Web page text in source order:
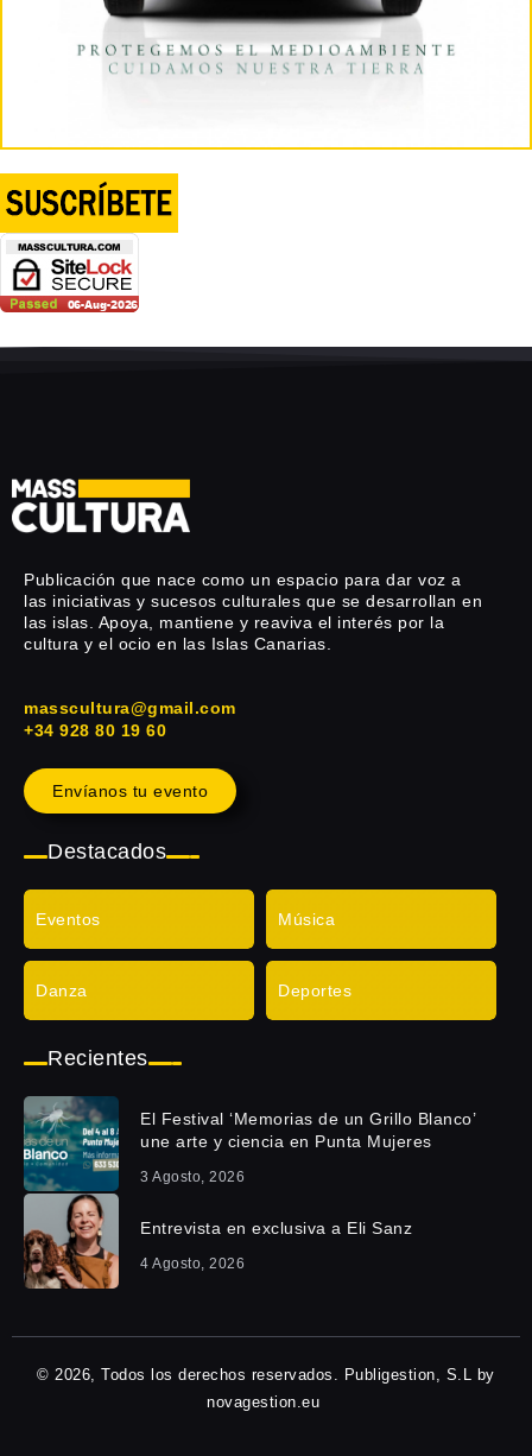
Publicación que nace como un espacio para dar voz a
las iniciativas y sucesos culturales que se desarrollan en
las islas. Apoya, mantiene y reaviva el interés por la
cultura y el ocio en las Islas Canarias.
masscultura@gmail.com
+34 928 80 19 60
Envíanos tu evento
Destacados
Eventos Música
Danza Deportes
Recientes
El Festival ‘Memorias de un Grillo Blanco’
une arte y ciencia en Punta Mujeres
3 Agosto, 2026
Entrevista en exclusiva a Eli Sanz
4 Agosto, 2026
© 2026, Todos los derechos reservados. Publigestion, S.L by
novagestion.eu